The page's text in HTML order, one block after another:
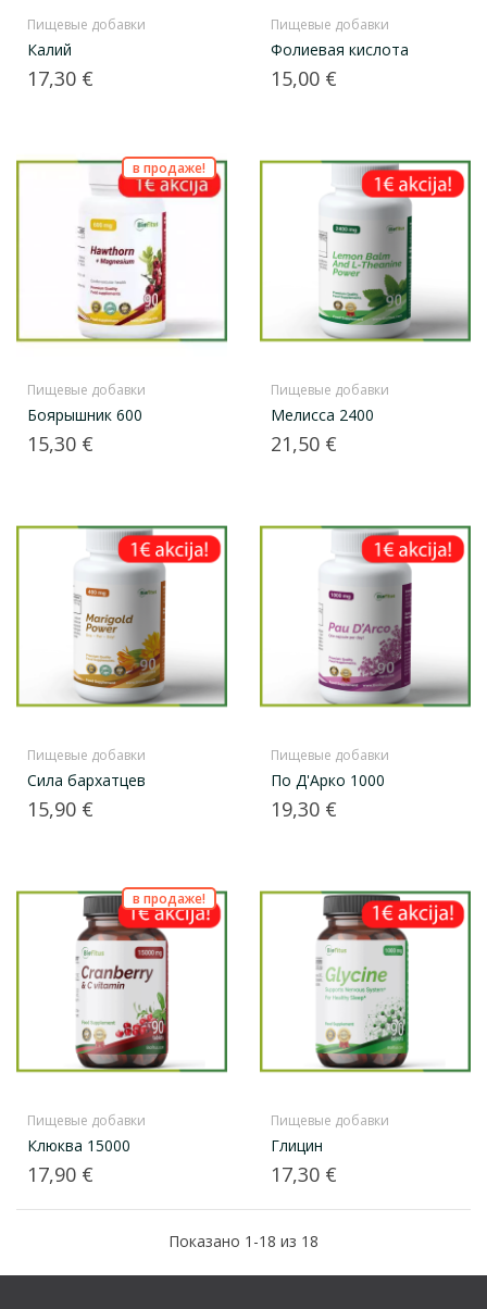
Пищевые добавки
Калий
Цена
17,30 €
Пищевые добавки
Фолиевая кислота
Цена
15,00 €
в продаже!
Пищевые добавки
Боярышник 600
Цена
15,30 €
Пищевые добавки
Мелисса 2400
Цена
21,50 €
Пищевые добавки
Сила бархатцев
Цена
15,90 €
Пищевые добавки
По Д'Арко 1000
Цена
19,30 €
в продаже!
Пищевые добавки
Клюква 15000
Цена
17,90 €
Пищевые добавки
Глицин
Цена
17,30 €
Показано 1-18 из 18